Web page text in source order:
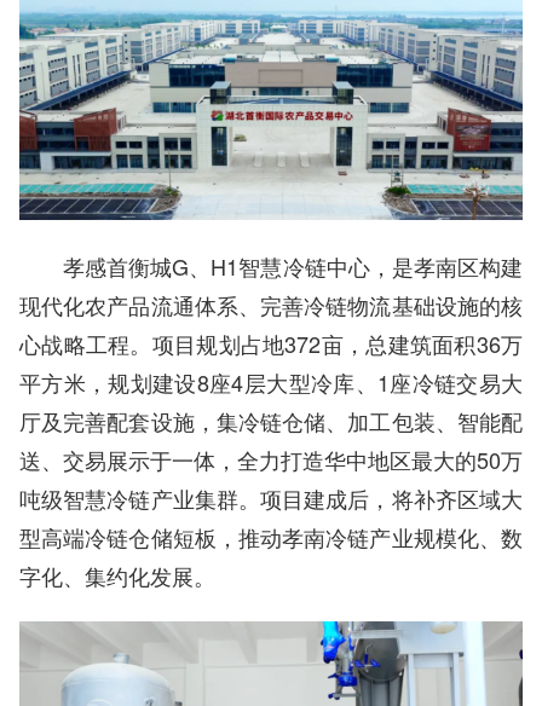
孝感首衡城G、H1智慧冷链中心，是孝南区构建
现代化农产品流通体系、完善冷链物流基础设施的核
心战略工程。项目规划占地372亩，总建筑面积36万
平方米，规划建设8座4层大型冷库、1座冷链交易大
厅及完善配套设施，集冷链仓储、加工包装、智能配
送、交易展示于一体，全力打造华中地区最大的50万
吨级智慧冷链产业集群。项目建成后，将补齐区域大
型高端冷链仓储短板，推动孝南冷链产业规模化、数
字化、集约化发展。